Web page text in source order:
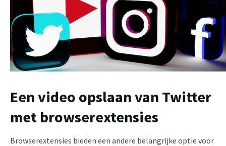
Een video opslaan van Twitter
met browserextensies
Browserextensies bieden een andere belangrijke optie voor